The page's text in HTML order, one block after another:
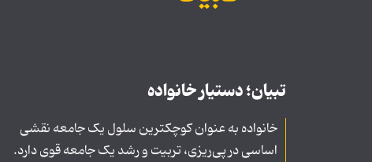
تبیان؛ دستیار خانواده
خانواده به عنوان کوچکترین سلول یک جامعه نقشی
اساسی در پی‌ریزی، تربیت و رشد یک جامعه قوی دارد.